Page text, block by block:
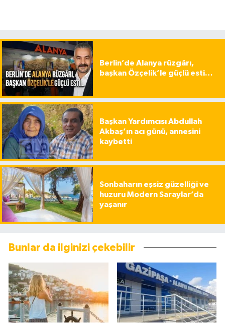
Berlin’de Alanya rüzgârı,
başkan Özçelik’le güçlü esti…
Başkan Yardımcısı Abdullah
Akbaş’ın acı günü, annesini
kaybetti
Sonbaharın eşsiz güzelliği ve
huzuru Modern Saraylar’da
yaşanır
Bunlar da ilginizi çekebilir